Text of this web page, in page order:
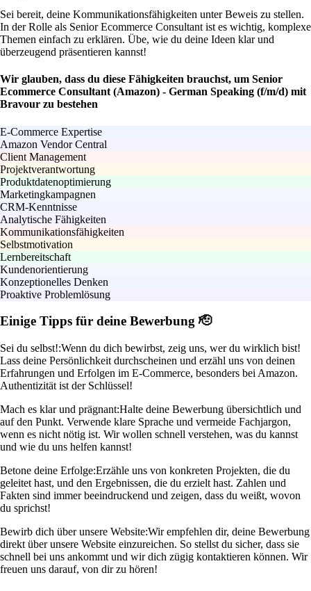
Sei bereit, deine Kommunikationsfähigkeiten unter Beweis zu stellen.
In der Rolle als Senior Ecommerce Consultant ist es wichtig, komplexe
Themen einfach zu erklären. Übe, wie du deine Ideen klar und
überzeugend präsentieren kannst!
Wir glauben, dass du diese Fähigkeiten brauchst, um Senior
Ecommerce Consultant (Amazon) - German Speaking (f/m/d) mit
Bravour zu bestehen
E-Commerce Expertise
Amazon Vendor Central
Client Management
Projektverantwortung
Produktdatenoptimierung
Marketingkampagnen
CRM-Kenntnisse
Analytische Fähigkeiten
Kommunikationsfähigkeiten
Selbstmotivation
Lernbereitschaft
Kundenorientierung
Konzeptionelles Denken
Proaktive Problemlösung
Einige Tipps für deine Bewerbung 🫡
Sei du selbst!:Wenn du dich bewirbst, zeig uns, wer du wirklich bist!
Lass deine Persönlichkeit durchscheinen und erzähl uns von deinen
Erfahrungen und Erfolgen im E-Commerce, besonders bei Amazon.
Authentizität ist der Schlüssel!
Mach es klar und prägnant:Halte deine Bewerbung übersichtlich und
auf den Punkt. Verwende klare Sprache und vermeide Fachjargon,
wenn es nicht nötig ist. Wir wollen schnell verstehen, was du kannst
und wie du uns helfen kannst!
Betone deine Erfolge:Erzähle uns von konkreten Projekten, die du
geleitet hast, und den Ergebnissen, die du erzielt hast. Zahlen und
Fakten sind immer beeindruckend und zeigen, dass du weißt, wovon
du sprichst!
Bewirb dich über unsere Website:Wir empfehlen dir, deine Bewerbung
direkt über unsere Website einzureichen. So stellst du sicher, dass sie
schnell bei uns ankommt und wir dich zügig kontaktieren können. Wir
freuen uns darauf, von dir zu hören!